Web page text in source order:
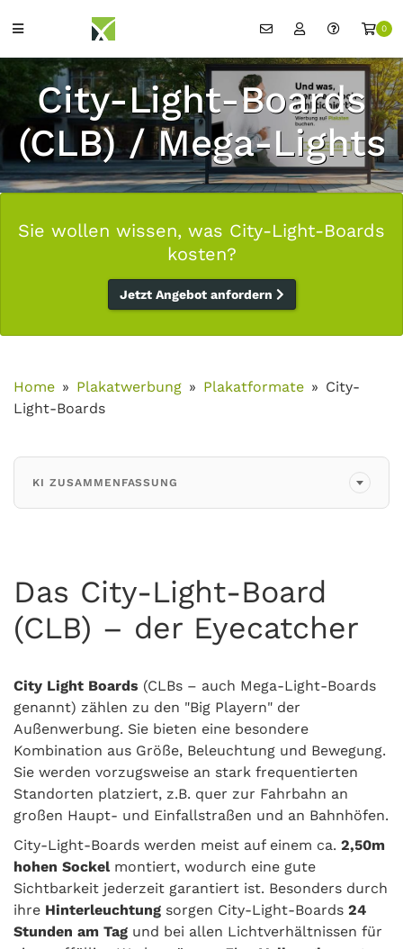
0
City-Light-Boards
(CLB) / Mega-Lights
Sie wollen wissen, was City-Light-Boards
kosten?
Jetzt Angebot anfordern
Home Plakatwerbung Plakatformate
City-
Light-Boards
KI ZUSAMMENFASSUNG
Das City-Light-Board
(CLB) – der Eyecatcher
City Light Boards (CLBs – auch Mega-Light-Boards
genannt) zählen zu den "Big Playern" der
Außenwerbung. Sie bieten eine besondere
Kombination aus Größe, Beleuchtung und Bewegung.
Sie werden vorzugsweise an stark frequentierten
Standorten platziert, z.B. quer zur Fahrbahn an
großen Haupt- und Einfallstraßen und an Bahnhöfen.
City-Light-Boards werden meist auf einem ca. 2,50m
hohen Sockelmontiert, wodurch eine gute
Sichtbarkeit jederzeit garantiert ist. Besonders durch
ihre Hinterleuchtung sorgen City-Light-Boards 24
Stunden am Tag und bei allen Lichtverhältnissen für